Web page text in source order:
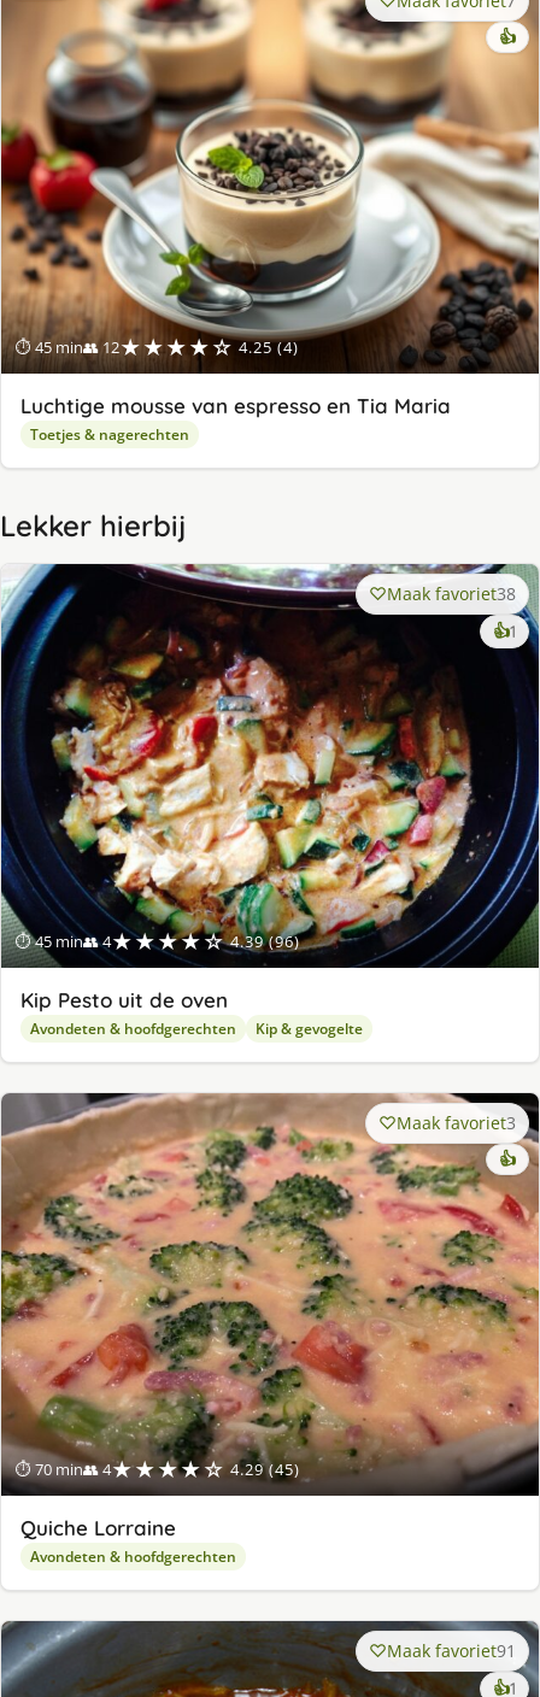
⏱ 45 min👥 12★★★★☆ 4.25 (4)
👍
Luchtige mousse van espresso en Tia Maria
Toetjes & nagerechten
Lekker hierbij
⏱ 45 min👥 4★★★★☆ 4.39 (96)
Maak favoriet38
👍1
Kip Pesto uit de oven
Avondeten & hoofdgerechten Kip & gevogelte
⏱ 70 min👥 4★★★★☆ 4.29 (45)
Maak favoriet3
👍
Quiche Lorraine
Avondeten & hoofdgerechten
Maak favoriet91
👍1